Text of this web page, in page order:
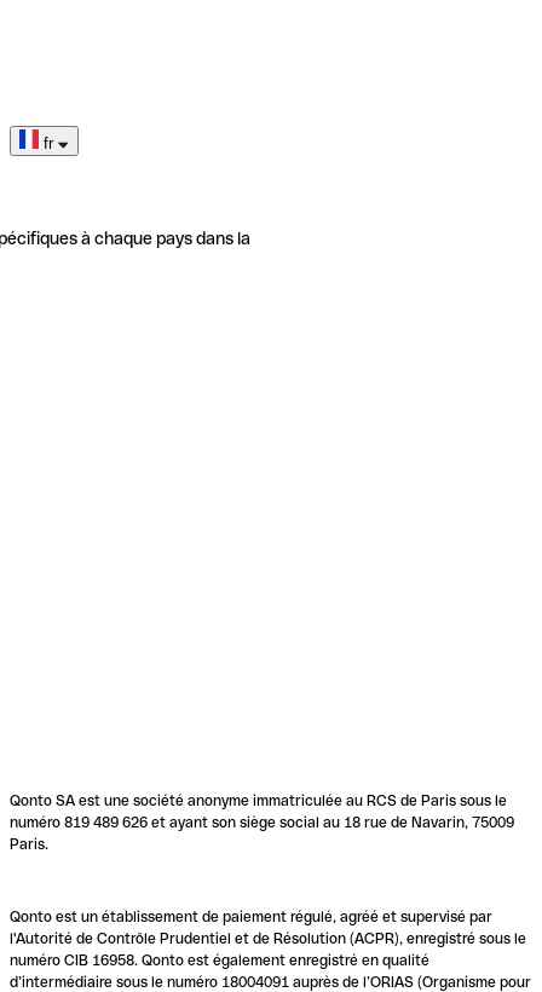
fr
à chaque pays dans la
Qonto SA est une société anonyme immatriculée au RCS de Paris sous le
numéro 819 489 626 et ayant son siège social au 18 rue de Navarin, 75009
Paris.
Qonto est un établissement de paiement régulé, agréé et supervisé par
l'Autorité de Contrôle Prudentiel et de Résolution (ACPR), enregistré sous le
numéro CIB 16958. Qonto est également enregistré en qualité
d’intermédiaire sous le numéro 18004091 auprès de l’ORIAS (Organisme pour